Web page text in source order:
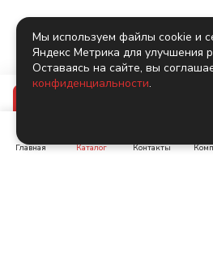
Главная Каталог Контакты
Мы используем файлы cookie и
Яндекс Метрика для улучшения
Оставаясь на сайте, вы
конфиденциальности.